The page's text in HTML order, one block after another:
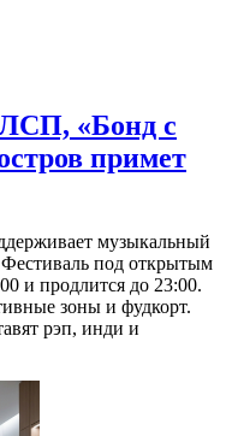
«Бонд с
примет
музыкальный
под открытым
и продлится до 23:00.
зоны и фудкорт.
рэп, инди и